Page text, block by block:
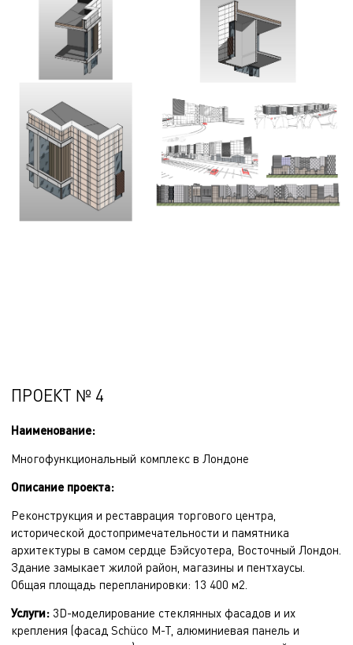
ПРОЕКТ № 4
Наименование:
Многофункциональный комплекс в Лондоне
Описание проекта:
Реконструкция и реставрация торгового центра,
исторической достопримечательности и памятника
архитектуры в самом сердце Бэйсуотера, Восточный Лондон.
Здание замыкает жилой район, магазины и пентхаусы.
Общая площадь перепланировки: 13 400 м2.
Услуги: 3D-моделирование стеклянных фасадов и их
крепления (фасад Schüco M-T, алюминиевая панель и